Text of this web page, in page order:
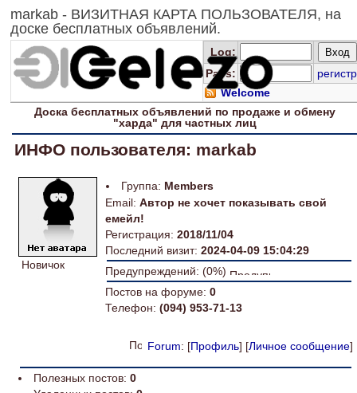
markab - ВИЗИТНАЯ КАРТА ПОЛЬЗОВАТЕЛЯ, на
доске бесплатных объявлений.
Log:
Pass:
регистр
Welcome
Доскабесплатных объявлений по продаже и обмену
"харда" длячастных лиц
ИНФО пользователя: markab
Новичок
Группа: Members
Email: Автор не хочет показывать свой
емейл!
Регистрация: 2018/11/04
Последний визит: 2024-04-09 15:04:29
Предупреждений: (0%)
Постов на форуме: 0
Телефон: (094) 953-71-13
Forum: [Профиль] [Личное сообщение]
Полезных постов: 0